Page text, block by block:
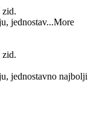
zid.
jednostav...More
zid.
jednostavno najbolji